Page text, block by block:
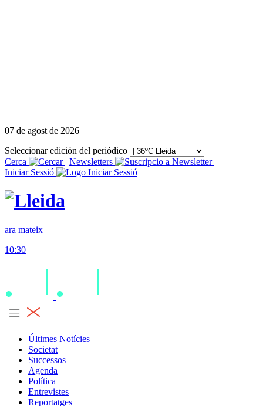
07 de agost de 2026
Seleccionar edición del periódico
Cerca
| Newsletters
|
Iniciar Sessió
ara mateix
10:30
Últimes Notícies
Societat
Successos
Agenda
Política
Entrevistes
Reportatges